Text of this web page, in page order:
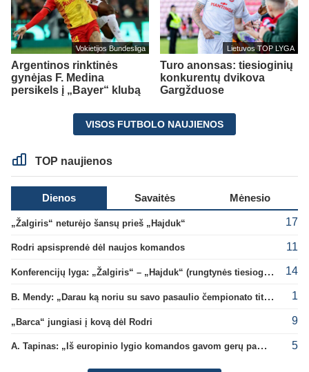
Vokietijos Bundesliga
Argentinos rinktinės
gynėjas F. Medina
persikels į „Bayer“ klubą
Lietuvos TOP LYGA
Turo anonsas: tiesioginių
konkurentų dvikova
Gargžduose
VISOS FUTBOLO NAUJIENOS
TOP naujienos
Dienos Savaitės Mėnesio
„Žalgiris“ neturėjo šansų prieš „Hajduk“ 17
Rodri apsisprendė dėl naujos komandos 11
Konferencijų lyga: „Žalgiris“ – „Hajduk“ (rungtynės tiesiogiai) 14
B. Mendy: „Darau ką noriu su savo pasaulio čempionato titulu“ 1
„Barca“ jungiasi į kovą dėl Rodri 9
A. Tapinas: „Iš europinio lygio komandos gavom gerų pamokų“ 5